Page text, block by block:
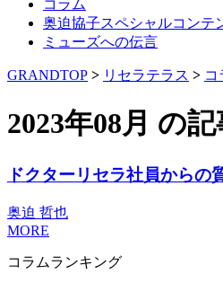
コラム
奥迫協子スペシャルコンテ
ミューズへの伝言
GRANDTOP > リセラテラス > コ
2023年08月 の
ドクターリセラ社員からの
奥迫 哲也
MORE
コラムランキング